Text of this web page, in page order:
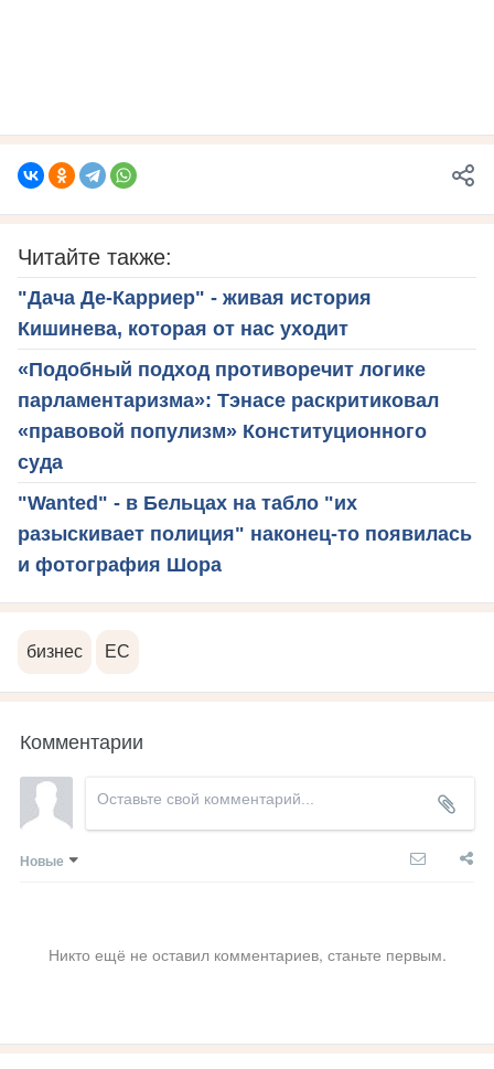
Читайте также:
"Дача Де-Карриер" - живая история
Кишинева, которая от нас уходит
«Подобный подход противоречит логике
парламентаризма»: Тэнасе раскритиковал
«правовой популизм» Конституционного
суда
"Wanted" - в Бельцах на табло "их
разыскивает полиция" наконец-то появилась
и фотография Шора
бизнес ЕС
Комментарии
Новые
Никто ещё не оставил комментариев, станьте первым.